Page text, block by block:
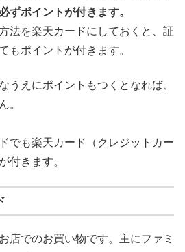
ずポイントが付きます。
法を楽天カードにしておくと、証
もポイントが付きます。
うえにポイントもつくとなれば、
。
でも楽天カード（クレジットカー
付きます。
店でのお買い物です。主にファミ